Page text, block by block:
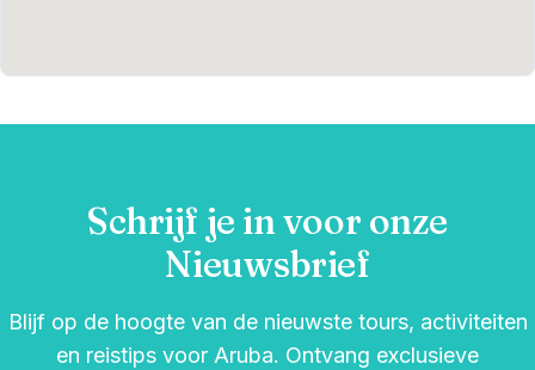
Schrijf je in voor onze
Nieuwsbrief
Blijf op de hoogte van de nieuwste tours, activiteiten
en reistips voor Aruba. Ontvang exclusieve